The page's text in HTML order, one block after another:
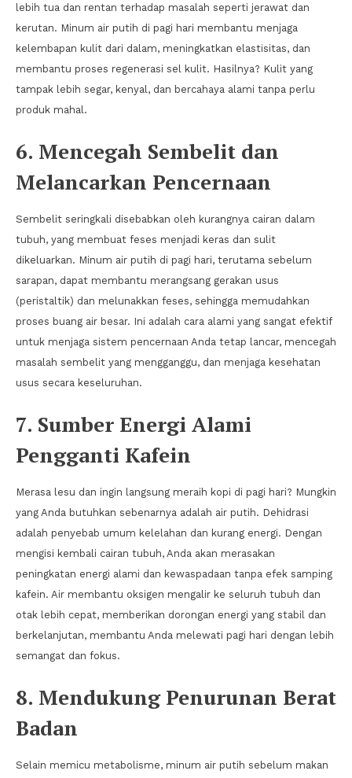
lebih tua dan rentan terhadap masalah seperti jerawat dan
kerutan. Minum air putih di pagi hari membantu menjaga
kelembapan kulit dari dalam, meningkatkan elastisitas, dan
membantu proses regenerasi sel kulit. Hasilnya? Kulit yang
tampak lebih segar, kenyal, dan bercahaya alami tanpa perlu
produk mahal.
6. Mencegah Sembelit dan
Melancarkan Pencernaan
Sembelit seringkali disebabkan oleh kurangnya cairan dalam
tubuh, yang membuat feses menjadi keras dan sulit
dikeluarkan. Minum air putih di pagi hari, terutama sebelum
sarapan, dapat membantu merangsang gerakan usus
(peristaltik) dan melunakkan feses, sehingga memudahkan
proses buang air besar. Ini adalah cara alami yang sangat efektif
untuk menjaga sistem pencernaan Anda tetap lancar, mencegah
masalah sembelit yang mengganggu, dan menjaga kesehatan
usus secara keseluruhan.
7. Sumber Energi Alami
Pengganti Kafein
Merasa lesu dan ingin langsung meraih kopi di pagi hari? Mungkin
yang Anda butuhkan sebenarnya adalah air putih. Dehidrasi
adalah penyebab umum kelelahan dan kurang energi. Dengan
mengisi kembali cairan tubuh, Anda akan merasakan
peningkatan energi alami dan kewaspadaan tanpa efek samping
kafein. Air membantu oksigen mengalir ke seluruh tubuh dan
otak lebih cepat, memberikan dorongan energi yang stabil dan
berkelanjutan, membantu Anda melewati pagi hari dengan lebih
semangat dan fokus.
8. Mendukung Penurunan Berat
Badan
Selain memicu metabolisme, minum air putih sebelum makan